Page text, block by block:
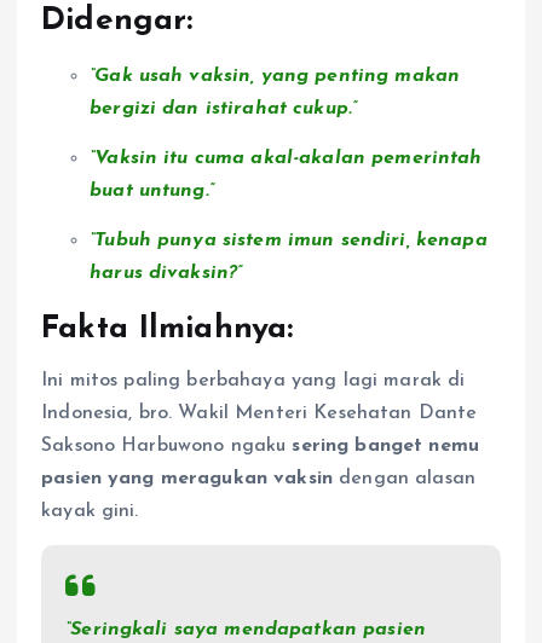
Didengar:
“Gak usah vaksin, yang penting makan
bergizi dan istirahat cukup.”
“Vaksin itu cuma akal-akalan pemerintah
buat untung.”
“Tubuh punya sistem imun sendiri, kenapa
harus divaksin?”
Fakta Ilmiahnya:
Ini mitos paling berbahaya yang lagi marak di
Indonesia, bro. Wakil Menteri Kesehatan Dante
Saksono Harbuwono ngaku sering banget nemu
pasien yang meragukan vaksin dengan alasan
kayak gini.
“Seringkali saya mendapatkan pasien